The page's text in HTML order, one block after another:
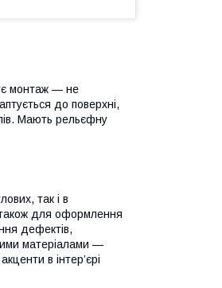
монтаж — не
до поверхні,
Мають рельєфну
так і в
також для оформлення
дефектів,
матеріалами —
в інтер’єрі